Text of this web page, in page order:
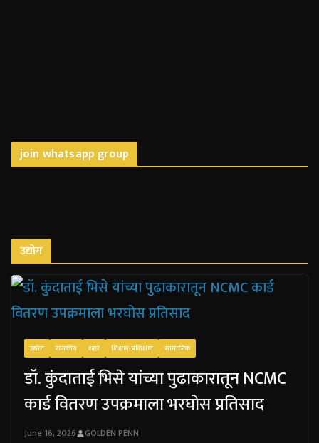
join whatsapp group
उद्योग
उद्योग राजकीय शहर शिक्षण-प्रशिक्षण सामाजिक
डॉ. कुंदाताई भिसे यांच्या पुढाकारातून NCMC
कार्ड वितरण उपक्रमाला भरघोस प्रतिसाद
June 16, 2026 GOLDEN PENN